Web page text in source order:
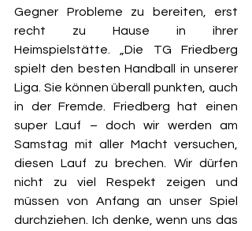
Gegner Probleme zu bereiten, erst
recht zu Hause in ihrer
Heimspielstätte. „Die TG Friedberg
spielt den besten Handball in unserer
Liga. Sie können überall punkten, auch
in der Fremde. Friedberg hat einen
super Lauf – doch wir werden am
Samstag mit aller Macht versuchen,
diesen Lauf zu brechen. Wir dürfen
nicht zu viel Respekt zeigen und
müssen von Anfang an unser Spiel
durchziehen. Ich denke, wenn uns das